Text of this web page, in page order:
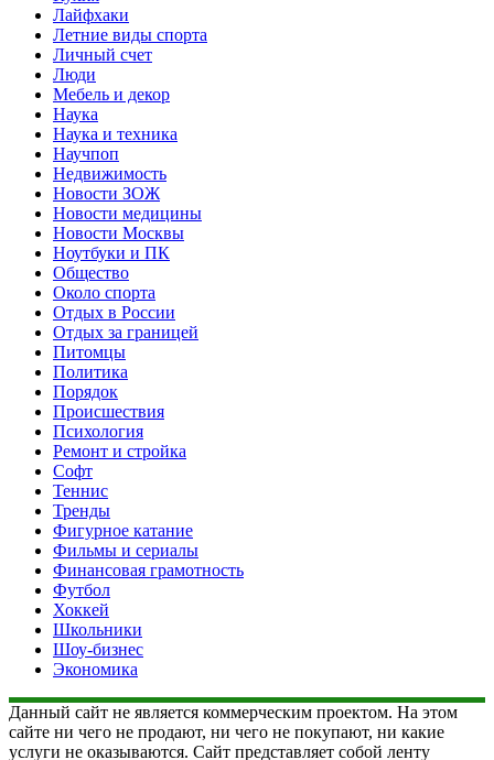
Лайфхаки
Летние виды спорта
Личный счет
Люди
Мебель и декор
Наука
Наука и техника
Научпоп
Недвижимость
Новости ЗОЖ
Новости медицины
Новости Москвы
Ноутбуки и ПК
Общество
Около спорта
Отдых в России
Отдых за границей
Питомцы
Политика
Порядок
Происшествия
Психология
Ремонт и стройка
Софт
Теннис
Тренды
Фигурное катание
Фильмы и сериалы
Финансовая грамотность
Футбол
Хоккей
Школьники
Шоу-бизнес
Экономика
Данный сайт не является коммерческим проектом. На этом
сайте ни чего не продают, ни чего не покупают, ни какие
услуги не оказываются. Сайт представляет собой ленту